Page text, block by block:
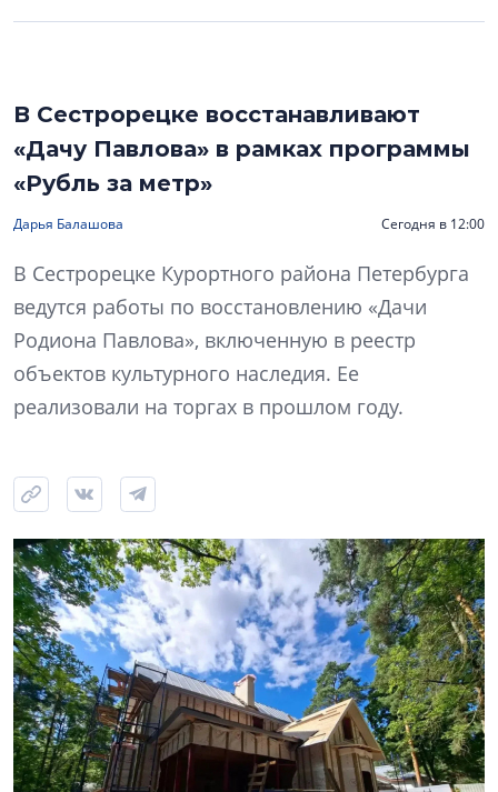
В Сестрорецке восстанавливают
«Дачу Павлова» в рамках программы
«Рубль за метр»
Дарья Балашова Сегодня в 12:00
В Сестрорецке Курортного района Петербурга
ведутся работы по восстановлению «Дачи
Родиона Павлова», включенную в реестр
объектов культурного наследия. Ее
реализовали на торгах в прошлом году.